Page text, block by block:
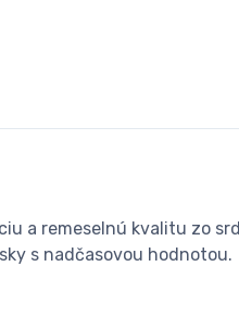
a remeselnú kvalitu zo
s nadčasovou hodnotou.